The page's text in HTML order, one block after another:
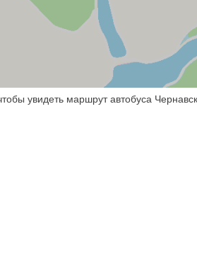
увидеть маршрут автобуса